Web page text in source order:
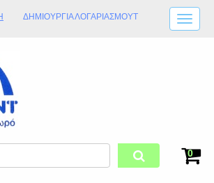
ΔΗΜΙΟΥΡΓΊΑ ΛΟΓΑΡΙΑΣΜΟΎT
ΩΡΆΡΙΟ ΚΑΤΑΣΤΉΜΑΤΟΣ
ΦΥΣΙΚΌ ΚΑΤΆΣΤΗΜΑ
0